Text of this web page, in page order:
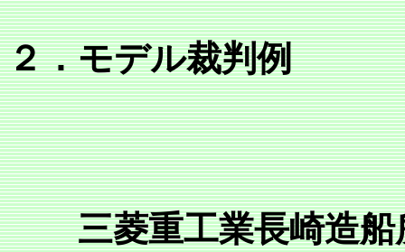
２．モデル裁判例
三菱重工業長崎造船